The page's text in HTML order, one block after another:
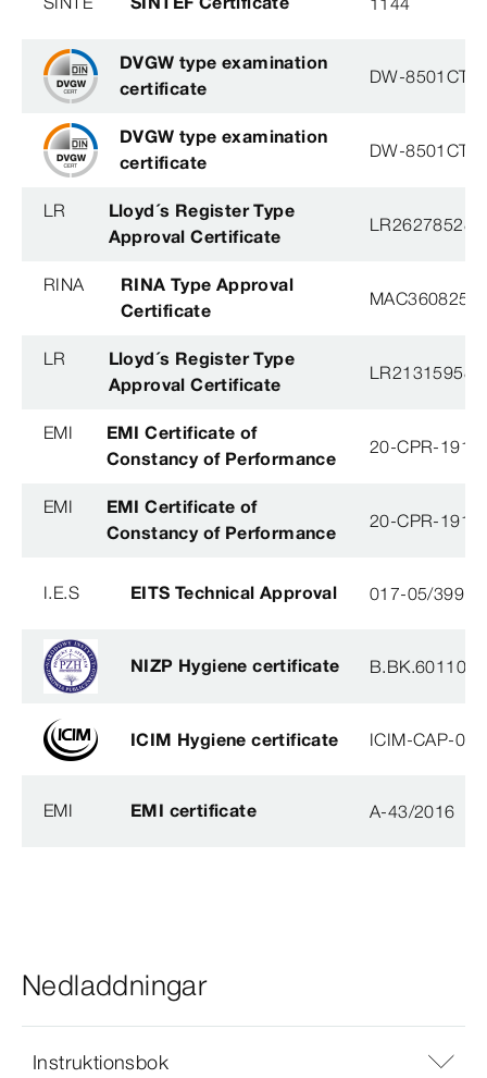
DVGW type examination
certificate
DW-
DVGW type examination
certificate
DW-
LR
Lloyd´s Register Type
Approval Certificate
RINA
RINA Type Approval
Certificate
LR
Lloyd´s Register Type
Approval Certificate
EMI
EMI Certificate of
Constancy of Performance
20-CPR-191-
EMI
EMI Certificate of
Constancy of Performance
20-CPR-191-
I.E.S EITS Technical Approval 017-05/3991-
NIZP Hygiene certificate
ICIM Hygiene certificate ICIM-CAP-
EMI EMI certificate A-43/2016
Nedladdningar
Instruktionsbok